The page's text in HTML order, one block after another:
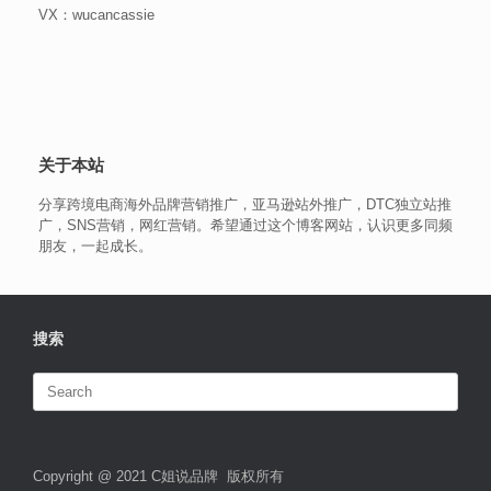
VX：wucancassie
关于本站
分享跨境电商海外品牌营销推广，亚马逊站外推广，DTC独立站推
广，SNS营销，网红营销。希望通过这个博客网站，认识更多同频
朋友，一起成长。
搜索
Search
Copyright @ 2021 C姐说品牌 版权所有